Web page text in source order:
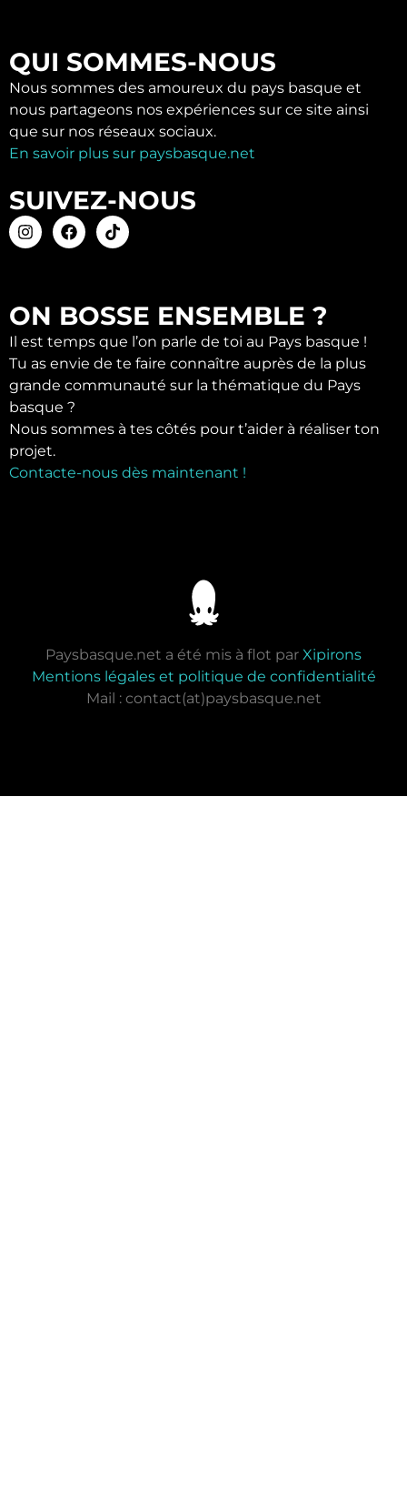
QUI SOMMES-NOUS
Nous sommes des amoureux du pays basque et
nous partageons nos expériences sur ce site ainsi
que sur nos réseaux sociaux.
En savoir plus sur paysbasque.net
SUIVEZ-NOUS
ON BOSSE ENSEMBLE ?
Il est temps que l’on parle de toi au Pays basque !
Tu as envie de te faire connaître auprès de la plus
grande communauté sur la thématique du Pays
basque ?
Nous sommes à tes côtés pour t’aider à réaliser ton
projet.
Contacte-nous dès maintenant !
Paysbasque.net a été mis à flot par Xipirons
Mentions légales et politique de confidentialité
Mail : contact(at)paysbasque.net